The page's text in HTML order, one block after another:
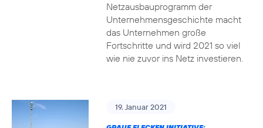
Netzausbauprogramm der
Unternehmensgeschichte macht
das Unternehmen große
Fortschritte und wird 2021 so viel
wie nie zuvor ins Netz investieren.
19. Januar 2021